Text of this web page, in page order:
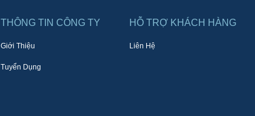
THÔNG TIN CÔNG TY
Giới Thiệu
Tuyển Dụng
HỖ TRỢ KHÁCH HÀNG
Liên Hệ